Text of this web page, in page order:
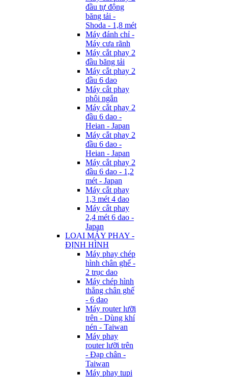
đầu tự động
băng tải -
Shoda - 1,8 mét
Máy đánh chỉ -
Máy cưa rãnh
Máy cắt phay 2
đầu băng tải
Máy cắt phay 2
đầu 6 dao
Máy cắt phay
phôi ngắn
Máy cắt phay 2
đầu 6 dao -
Heian - Japan
Máy cắt phay 2
đầu 6 dao -
Heian - Japan
Máy cắt phay 2
đầu 6 dao - 1,2
mét - Japan
Máy cắt phay
1,3 mét 4 dao
Máy cắt phay
2,4 mét 6 dao -
Japan
LOẠI MÁY PHAY -
ĐỊNH HÌNH
Máy phay chép
hình chân ghế -
2 trục dao
Máy chép hình
thẳng chân ghế
- 6 dao
Máy router lưỡi
trên - Dùng khí
nén - Taiwan
Máy phay
router lưỡi trên
- Đạp chân -
Taiwan
Máy phay tupi